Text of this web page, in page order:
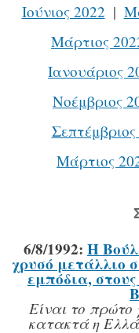
Ιούνιος 2022
Μάρτιος
Ιανουάριος
Νοέμβριος
Μάρτιος
6/8/1992: Η
χρυσό μετάλλιο
εμπόδια,
Είναι το πρώτο
κατακτά η